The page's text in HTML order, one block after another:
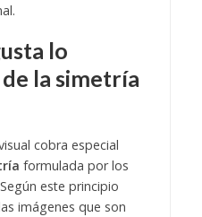
lo
la simetría
cobra especial
formulada por los
este principio
imágenes que son